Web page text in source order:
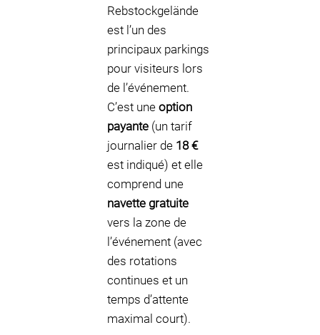
Rebstockgelände
est l’un des
principaux parkings
pour visiteurs lors
de l’événement.
C’est une option
payante (un tarif
journalier de 18 €
est indiqué) et elle
comprend une
navette gratuite
vers la zone de
l’événement (avec
des rotations
continues et un
temps d’attente
maximal court).